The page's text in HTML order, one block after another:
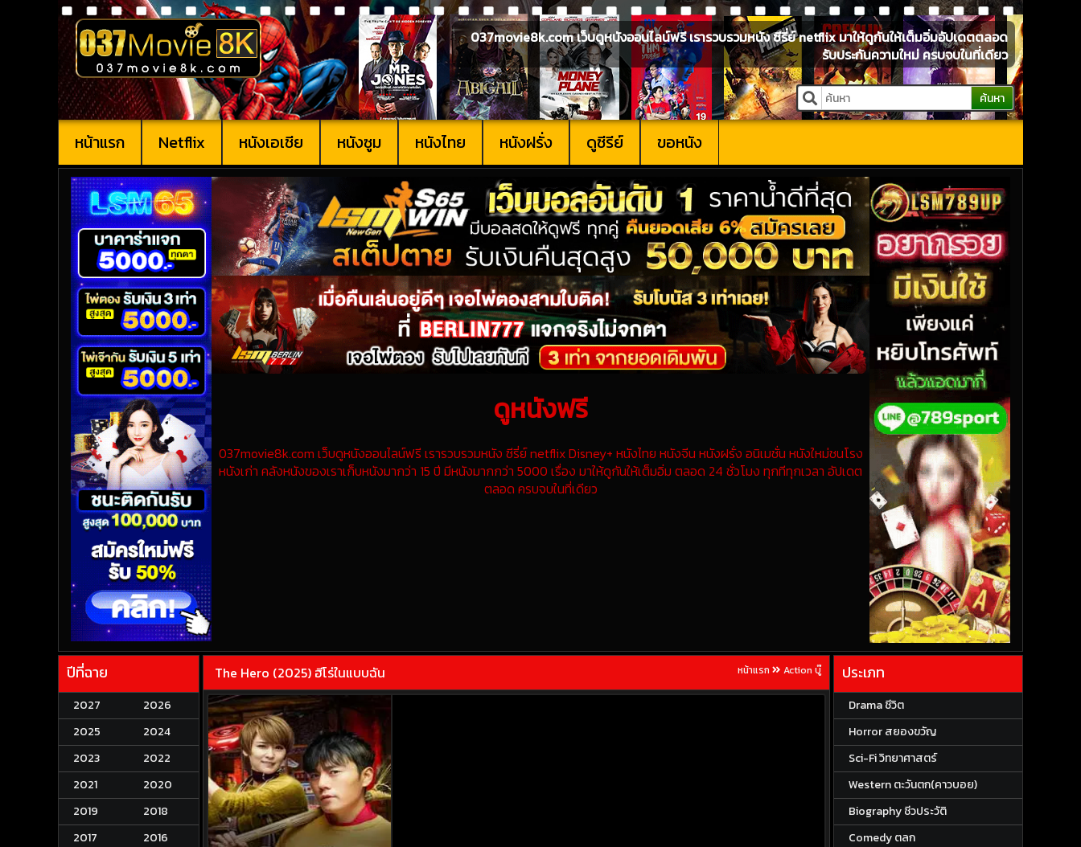
037movie8k.com เว็บดูหนังออนไลน์ฟรี เรารวบรวมหนัง ซีรี่ย์ netflix มาให้ดูกันให้เต็มอิ่มอัปเดตตลอด
รับประกันความใหม่ ครบจบในที่เดียว
ค้นหา
หน้าแรก Netflix หนังเอเชีย หนังซูม หนังไทย หนังฝรั่ง ดูซีรีย์ ขอหนัง
ดูหนังฟรี
037movie8k.com เว็บดูหนังออนไลน์ฟรี เรารวบรวมหนัง ซีรี่ย์ netflix Disney+ หนังไทย หนังจีน หนังฝรั่ง อนิเมชั่น หนังใหม่ชนโรง
หนังเก่า คลังหนังของเราเก็บหนังมากว่า 15 ปี มีหนังมากกว่า 5000 เรื่อง มาให้ดูกันให้เต็มอิ่ม ตลอด 24 ชั่วโมง ทุกทีทุกเวลา อัปเดต
ตลอด ครบจบในที่เดียว
ปีที่ฉาย
2027
2026
2025
2024
2023
2022
2021
2020
2019
2018
2017
2016
The Hero (2025) ฮีโร่ในแบบฉัน หน้าแรก Action บู๊ ประเภท
Drama ชีวิต
Horror สยองขวัญ
Sci-Fi วิทยาศาสตร์
Western ตะวันตก(คาวบอย)
Biography ชีวประวัติ
Comedy ตลก